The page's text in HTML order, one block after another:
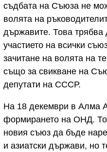
съдбата на Съюза не
волята на
държавите. Това
участието на всички
зачитане на волята на
също за свикване на
депутати на СССР.
На 18 декември в Алма
формирането на ОНД.
новия съюз да бъде
и азиатски държави, но